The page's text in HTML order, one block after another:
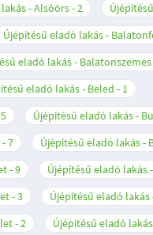
- Alsóörs 2
Újépítésű eladó lakás -
eladó lakás - Balatonszemes
eladó lakás - Beled
1
5 Újépítésű eladó lakás -
7 Újépítésű eladó lakás -
9 Újépítésű eladó lakás
3 Újépítésű eladó
2 Újépítésű eladó